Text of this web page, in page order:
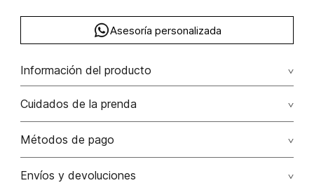
Asesoría personalizada
Información del producto
poliéster recubierto de poliuretano 100% 100.00% poliéster
recubierto de poliuretano/polyurethane coated polyester
Cuidados de la prenda
Lavado profesional en húmedo moderado. no exponer al
Métodos de pago
Tarjetas de crédito: Visa, Dinners, Master Card y American
Envíos y devoluciones